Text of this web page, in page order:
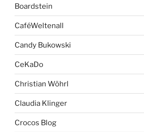
Boardstein
CaféWeltenall
Candy Bukowski
CeKaDo
Christian Wöhrl
Claudia Klinger
Crocos Blog